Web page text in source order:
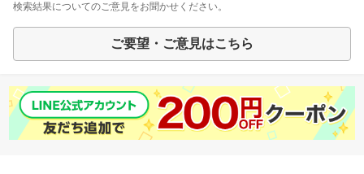
検索結果についてのご意見をお聞かせください。
ご要望・ご意見はこちら